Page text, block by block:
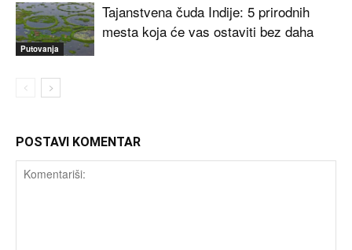
Putovanja
Tajanstvena čuda Indije: 5 prirodnih
mesta koja će vas ostaviti bez daha
POSTAVI KOMENTAR